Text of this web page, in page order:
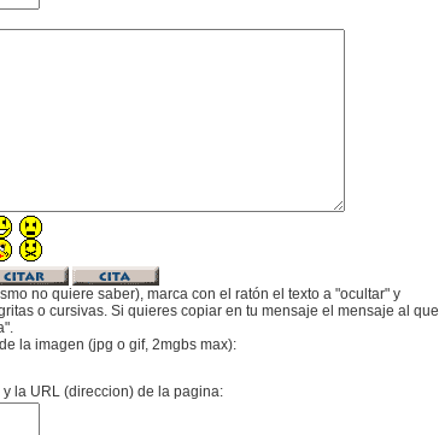
no quiere saber), marca con el ratón el texto a "ocultar" y
o cursivas. Si quieres copiar en tu mensaje el mensaje al que
la imagen (jpg o gif, 2mgbs max):
la URL (direccion) de la pagina: